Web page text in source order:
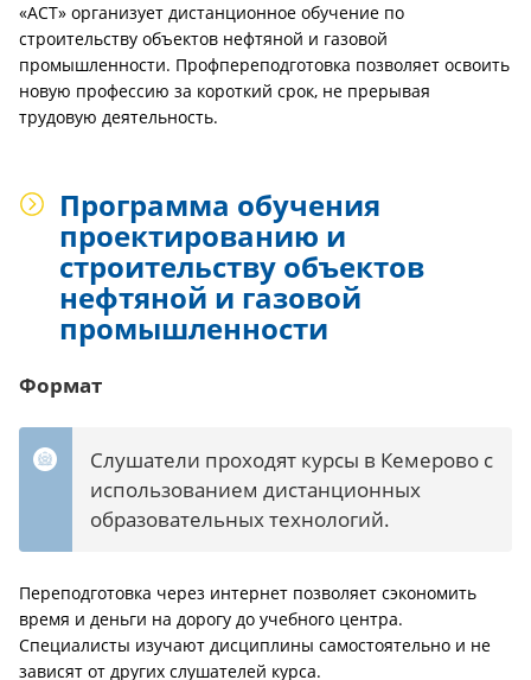
«АСТ» организует дистанционное обучение по
строительству объектов нефтяной и газовой
промышленности. Профпереподготовка позволяет освоить
новую профессию за короткий срок, не прерывая
трудовую деятельность.
Программа обучения
проектированию и
строительству объектов
нефтяной и газовой
промышленности
Формат
Слушатели проходят курсы в Кемерово с
использованием дистанционных
образовательных технологий.
Переподготовка через интернет позволяет сэкономить
время и деньги на дорогу до учебного центра.
Специалисты изучают дисциплины самостоятельно и не
зависят от других слушателей курса.